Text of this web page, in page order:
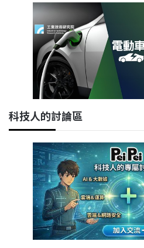
科技人的討論區